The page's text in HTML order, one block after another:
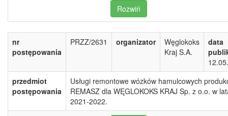
Rozwiń
nr
postępowania
PRZZ/2631 organizator
Węglokoks
Kraj S.A.
data
przedmiot
postępowania
Usługi remontowe wózków hamulcowych
REMASZ dla WĘGLOKOKS KRAJ Sp. z o.o. w
2021-2022.